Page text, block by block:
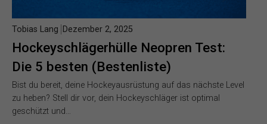
Hockeyschlägerhülle Neopren Test:
Die 5 besten (Bestenliste)
Tobias Lang Dezember 2, 2025
Bist du bereit, deine Hockeyausrüstung auf das nächste Level
zu heben? Stell dir vor, dein Hockeyschläger ist optimal
geschützt und…